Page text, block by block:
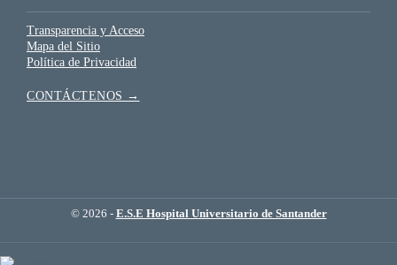
Transparencia y Acceso
Mapa del Sitio
Política de Privacidad
CONTÁCTENOS →
© 2026 - E.S.E Hospital Universitario de Santander